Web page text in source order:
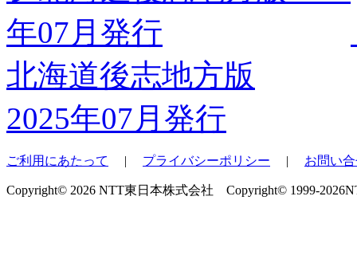
北海道後志地方版
2025年07月発行
ご利用にあたって | プライバシーポリシー | お問い
Copyright© 2026 NTT東日本株式会社 Copyright© 1999-